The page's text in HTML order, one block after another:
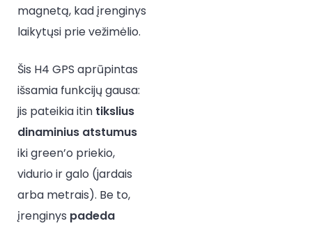
magnetą, kad įrenginys
laikytųsi prie vežimėlio.
Šis H4 GPS aprūpintas
išsamia funkcijų gausa:
jis pateikia itin tikslius
dinaminius atstumus
iki green’o priekio,
vidurio ir galo (jardais
arba metrais). Be to,
įrenginys padeda